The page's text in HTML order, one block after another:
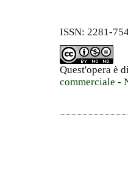
ISSN: 2281-
Quest'opera è
commerciale -